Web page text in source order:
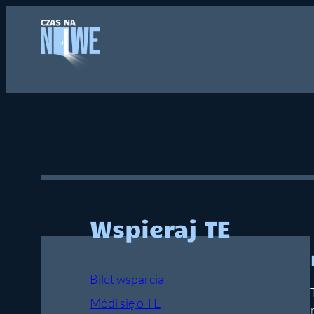
Wspieraj TE
Bilet wsparcia
Módl się o TE